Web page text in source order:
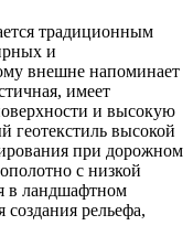
традиционным
и
внешне напоминает
имеет
и высокую
геотекстиль высокой
при дорожном
с низкой
в ландшафтном
создания рельефа,